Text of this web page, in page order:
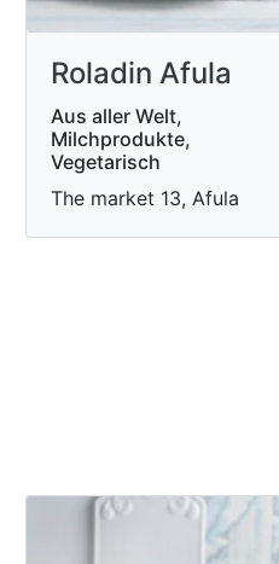
Roladin Afula
Aus aller Welt,
Milchprodukte,
Vegetarisch
The market 13, Afula